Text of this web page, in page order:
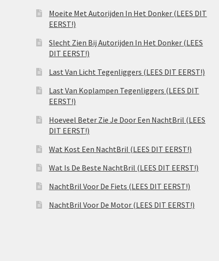
Moeite Met Autorijden In Het Donker (LEES DIT
EERST!)
Slecht Zien Bij Autorijden In Het Donker (LEES
DIT EERST!)
Last Van Licht Tegenliggers (LEES DIT EERST!)
Last Van Koplampen Tegenliggers (LEES DIT
EERST!)
Hoeveel Beter Zie Je Door Een NachtBril (LEES
DIT EERST!)
Wat Kost Een NachtBril (LEES DIT EERST!)
Wat Is De Beste NachtBril (LEES DIT EERST!)
NachtBril Voor De Fiets (LEES DIT EERST!)
NachtBril Voor De Motor (LEES DIT EERST!)